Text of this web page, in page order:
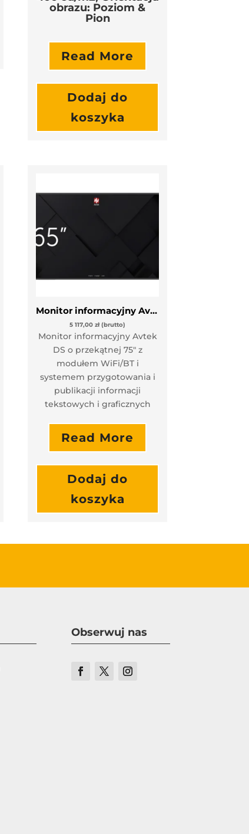
obrazu: Poziom &
Pion
Read More
Dodaj do
koszyka
Monitor informacyjny Avtek DS 65 + Moduł WiFi/BT
5 117,00zł (brutto)
Monitor informacyjny Avtek
DS o przekątnej 75″ z
modułem WiFi/BT i
systemem przygotowania i
publikacji informacji
tekstowych i graficznych
Read More
Dodaj do
koszyka
Obserwuj nas